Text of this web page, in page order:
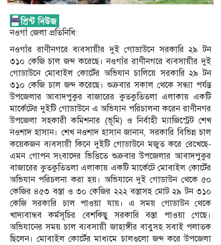
নওগাঁ জেলা প্রতিনিধি:
নওগাঁর রাণীনগরে ব্যবসায়ীর দুই গোডাউনে সরকারি ২৯ টন
৩১০ কেজি চাল জব্দ করেছে। নওগাঁর রাণীনগরে ব্যবসায়ীর দুই
গোডাউনে মোবাইল কোর্টের অভিযান চালিয়ে সরকারি ২৯ টন
৩১০ কেজি চাল জব্দ করেছে। শুক্রবার সকাল থেকে সন্ধ্যা পর্যন্ত
উপজেলার আবাদপুকুর বাজারের কুতকুতিতলা এলাকায় একটি
মার্কেটের দুইটি গোডাউনে এ অভিযান পরিচালনা করেন রাণীনগর
উপজেলা সহকারী কমিশনার (ভূমি) ও নির্বাহী ম্যাজিস্ট্রেট শেখ
নওশাদ হাসান। শেখ নওশাদ হাসান জানান, সরকারি বিভিন্ন চাল
কয়েকজন ব্যবসায়ী কিনে দুইটি গোডাউনে মজুত করে রেখেছে-
এমন গোপন সংবাদের ভিত্তিতে শুক্রবার উপজেলার আবাদপুকুর
বাজারের কুতকুতিতলা এলাকায় একটি মার্কেটে মোবাইল কোর্টের
অভিযান পরিচলনা করা হয়। অভিযানে দুই গোডাউন থেকে ৫০
কেজির ৪৫৩ বস্তা ও ৩০ কেজির ২২২ বস্তাসহ মোট ২৯ টন ৩১০
কেজি সরকারি চাল পাওয়া যায়। এ সময় গোডাউন থেকে
খাদ্যবান্ধব কর্মসূচির বেশকিছু সরকারি বস্তা পাওয়া গেছে।
অভিযানের সময় চাল ব্যবসায়ী জাহাঙ্গীর বাবুসহ সবাই পলাতক
ছিলেন। মোবাইল কোর্টের মাধ্যমে চালগুলো জব্দ করে উপজেলা